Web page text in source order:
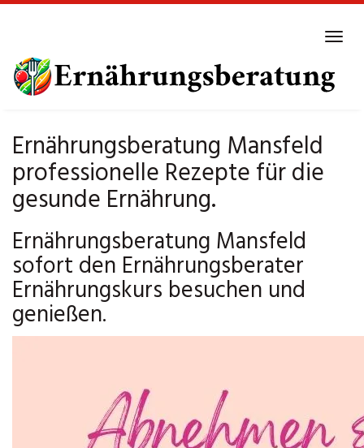
main
content
Ernährungsberatung Mansfeld
professionelle Rezepte für die
gesunde Ernährung.
Ernährungsberatung Mansfeld
sofort den Ernährungsberater
Ernährungskurs besuchen und
genießen.